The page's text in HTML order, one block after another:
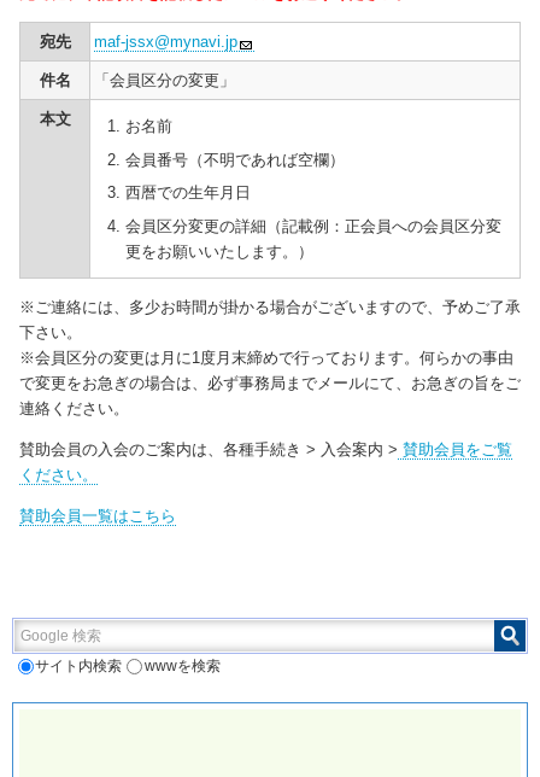
宛先 maf-jssx@mynavi.jp
件名 「会員区分の変更」
本文
お名前
会員番号（不明であれば空欄）
西暦での生年月日
会員区分変更の詳細（記載例：正会員への会員区分変
更をお願いいたします。）
※ご連絡には、多少お時間が掛かる場合がございますので、予めご了承
下さい。
※会員区分の変更は月に1度月末締めで行っております。何らかの事由
で変更をお急ぎの場合は、必ず事務局までメールにて、お急ぎの旨をご
連絡ください。
賛助会員の入会のご案内は、各種手続き > 入会案内 > 賛助会員をご覧
ください。
賛助会員一覧はこちら
Google 検索
サイト内検索 wwwを検索